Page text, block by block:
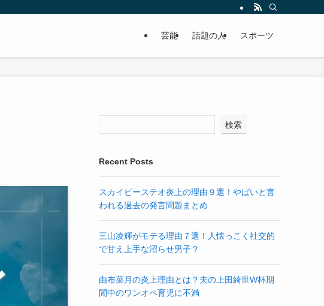
芸能 話題の人 スポーツ
検索
Recent Posts
スカイピーステオ炎上の理由９選！やばいと言
われる過去の発言問題まとめ
三山凌輝がモテる理由７選！人懐っこく社交的
で甘え上手な沼らせ男子？
由布菜月の炎上理由とは？夫の上田綺世W杯期
間中のワンオペ育児に不満